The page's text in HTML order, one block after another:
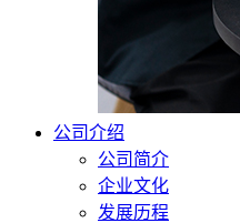
公司介绍
公司简介
企业文化
发展历程